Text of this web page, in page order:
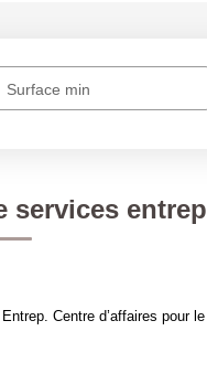
Surface min
Centre d’affaires pour